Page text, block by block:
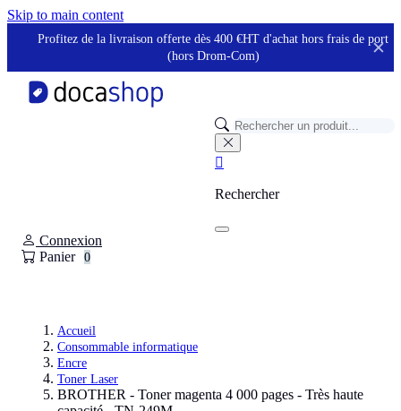
Skip to main content
Profitez de la livraison offerte dès 400 €HT d'achat hors frais de port
(hors Drom-Com)
✕

Rechercher
Connexion
Panier
0
Accueil
Consommable informatique
Encre
Toner Laser
BROTHER - Toner magenta 4 000 pages - Très haute
Panneau de gestion des cookies